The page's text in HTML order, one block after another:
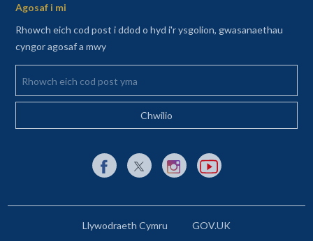
Agosaf i mi
Rhowch eich cod post i ddod o hyd i'r ysgolion, gwasanaethau
cyngor agosaf a mwy
Rhowch eich cod post yma
Dolen allanol i Facebook yn agor mewn tab newydd
Dolen allanol i X (Twitter) yn agor mewn
Dolen allanol i Instagram yn agor
Dolen allanol i YouTube
Llywodraeth Cymru GOV.UK